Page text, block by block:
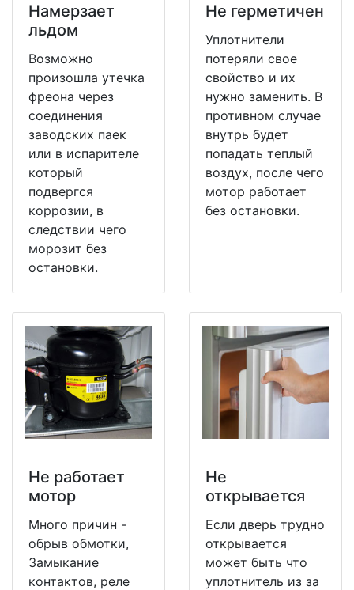
Намерзает
льдом
Возможно
произошла утечка
фреона через
соединения
заводских паек
или в испарителе
который
подвергся
коррозии, в
следствии чего
морозит без
остановки.
Не герметичен
Уплотнители
потеряли свое
свойство и их
нужно заменить. В
противном случае
внутрь будет
попадать теплый
воздух, после чего
мотор работает
без остановки.
Не работает
мотор
Много причин -
обрыв обмотки,
Замыкание
контактов, реле
Не
открывается
Если дверь трудно
открывается
может быть что
уплотнитель из за